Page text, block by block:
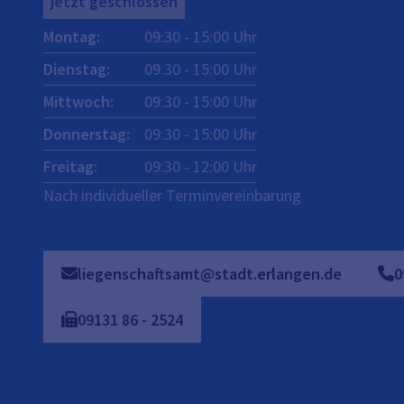
Montag: 09:30 - 15:00 Uhr
Dienstag: 09:30 - 15:00 Uhr
Mittwoch: 09:30 - 15:00 Uhr
Donnerstag: 09:30 - 15:00 Uhr
Freitag: 09:30 - 12:00 Uhr
Nach individueller Terminvereinbarung
liegenschaftsamt@stadt.erlangen.de
09131 86 - 2524